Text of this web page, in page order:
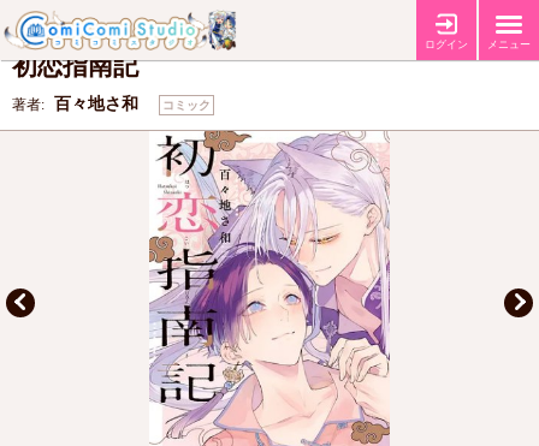
ログイン メニュー
特典 【コミコミ特典4Pリーフレット】 【店舗共通特典ペーパー】
初恋指南記
著者: 百々地さ和 コミック